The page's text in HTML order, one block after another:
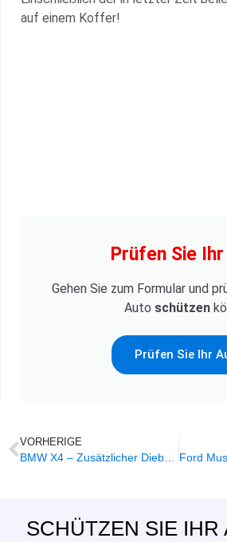
auf einem Koffer!
Prüfen Sie
Gehen Sie zum Formular und
Auto schützen
Prüfen Sie Ihr
VORHERIGE
SCHÜTZEN SIE IHR